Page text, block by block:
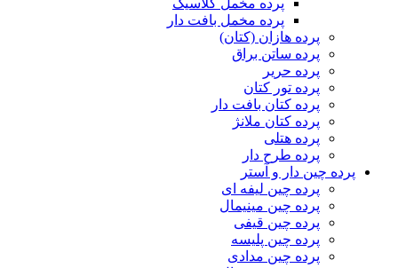
پرده مخمل بافت دار
پرده هازان (کتان)
پرده ساتن براق
پرده حریر
پرده تور کتان
پرده کتان بافت دار
پرده کتان ملانژ
پرده هتلی
پرده طرح دار
پرده چین دار و آستر
پرده چین لیفه ای
پرده چین مینیمال
پرده چین قیفی
پرده چین پلیسه
پرده چین مدادی